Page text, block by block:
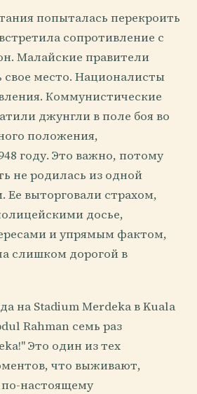
попыталась перекроить
сопротивление с
Малайские правители
свое место. Националисты
Коммунистические
джунгли в поле боя во
положения,
году. Это важно, потому
не родилась из одной
Ее выторговали страхом,
досье,
и упрямым фактом,
слишком дорогой в
на Stadium Merdeka в Kuala
Rahman семь раз
Это один из тех
что выживают,
настоящему